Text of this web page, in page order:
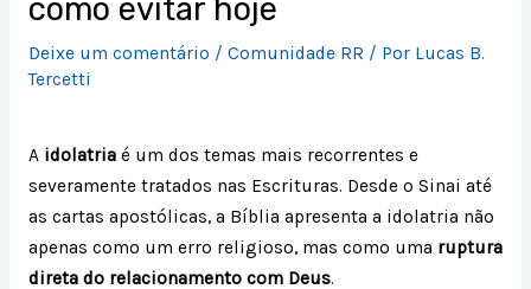
como evitar hoje
Deixe um comentário / Comunidade RR / Por Lucas B.
Tercetti
A idolatriaé um dos temas mais recorrentes e
severamente tratados nas Escrituras. Desde o Sinai até
as cartas apostólicas, a Bíblia apresenta a idolatria não
apenas como um erro religioso, mas como uma ruptura
direta do relacionamento com Deus.